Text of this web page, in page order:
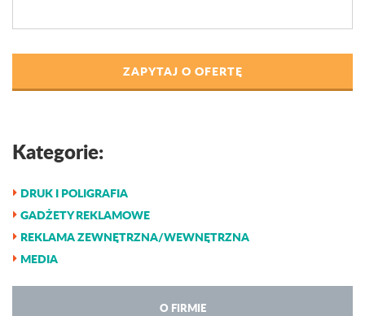
ZAPYTAJ O OFERTĘ
Kategorie:
DRUK I POLIGRAFIA
GADŻETY REKLAMOWE
REKLAMA ZEWNĘTRZNA/WEWNĘTRZNA
MEDIA
O FIRMIE